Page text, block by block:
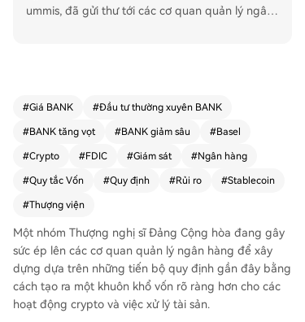
ummis, đã gửi thư tới các cơ quan quản lý ngân
mức phân loại trừng phạt nhất - đối với tài sản ti
ền mã hóa, coi đó là lệnh cấm thực tế thay vì đá
n chung gần đây về chứng khoán token hóa, kh
ẳng định việc xử lý vốn nên dựa trên đặc điểm r
ủi ro của tài sản cơ bản chứ không phải công ng
hệ ghi nhận. Các nghị sĩ thúc giục nguyên tắc nà
y cần được áp dụng nhất quán cho cả các tài sả
n số khác. Lời kêu gọi này được đưa ra khi các c
ơ quan quản lý đang chuyển sang mô hình giám
sát dựa trên rủi ro. Chủ tịch FDIC Travis Hill nhấn
#Giá BANK #Đầu tư thường xuyên BANK
#BANK tăng vọt #BANK giảm sâu #Basel
#Crypto #FDIC #Giám sát #Ngân hàng
#Quy tắc Vốn #Quy định #Rủi ro #Stablecoin
#Thượng viện
Một nhóm Thượng nghị sĩ Đảng Cộng hòa đang gây
sức ép lên các cơ quan quản lý ngân hàng để xây
dựng dựa trên những tiến bộ quy định gần đây bằng
cách tạo ra một khuôn khổ vốn rõ ràng hơn cho các
hoạt động crypto và việc xử lý tài sản.